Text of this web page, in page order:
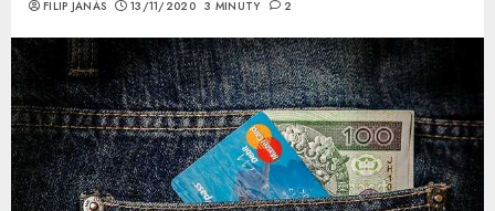
FILIP JANÁS 13/11/2020 3 MINUTY 2